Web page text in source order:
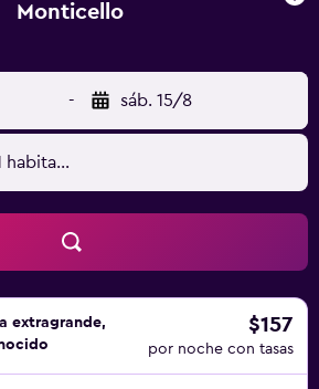
Monticello
- sáb. 15/8
habitación
extragrande,
$157
por noche con tasas